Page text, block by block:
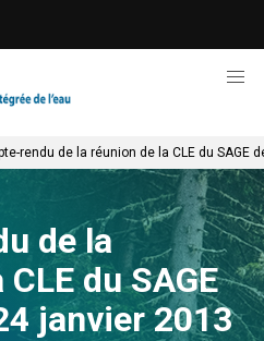
rendu de la réunion de la CLE du SAGE
de la
du SAGE
janvier 2013